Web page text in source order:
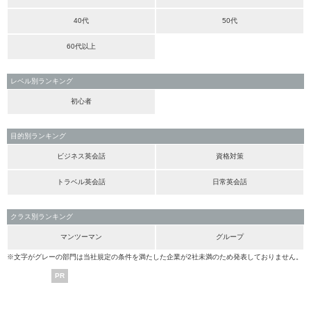
40代 50代
60代以上
レベル別ランキング
初心者
目的別ランキング
ビジネス英会話 資格対策
トラベル英会話 日常英会話
クラス別ランキング
マンツーマン グループ
※文字がグレーの部門は当社規定の条件を満たした企業が2社未満のため発表しておりません。
PR